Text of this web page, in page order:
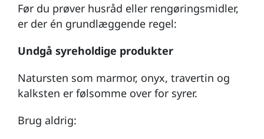
Før du prøver husråd eller rengøringsmidler,
er der én grundlæggende regel:
Undgå syreholdige produkter
Natursten som marmor, onyx, travertin og
kalksten er følsomme over for syrer.
Brug aldrig: